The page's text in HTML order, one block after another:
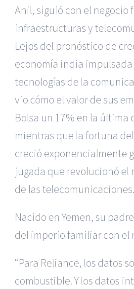
Anil, siguió con el negocio
infraestructuras y
Lejos del pronóstico de
economía india impulsada
tecnologías de la
vio cómo el valor de sus
Bolsa un 17% en la última
mientras que la fortuna
creció exponencialmente
jugada que revolucionó el
de las telecomunicaciones.
Nacido en Yemen, su
del imperio familiar con el
“Para Reliance, los datos
combustible. Y los datos